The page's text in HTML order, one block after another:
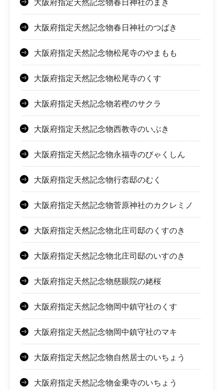
大阪府指定天然記念物春日神社のまき
大阪府指定天然記念物春日神社のつばき
大阪府指定天然記念物松尾寺のやまもも
大阪府指定天然記念物松尾寺のくす
大阪府指定天然記念物若樫のサクラ
大阪府指定天然記念物西教寺のいぶき
大阪府指定天然記念物永福寺のびゃくしん
大阪府指定天然記念物行枩邸のむく
大阪府指定天然記念物菅原神社のカクレミノ
大阪府指定天然記念物北庄司邸のくすのき
大阪府指定天然記念物北庄司邸のいすのき
大阪府指定天然記念物慈眼院の姥桜
大阪府指定天然記念物岡中鎮守社のくす
大阪府指定天然記念物岡中鎮守社のマキ
大阪府指定天然記念物自然居士のいちょう
大阪府指定天然記念物金乗寺のいちょう